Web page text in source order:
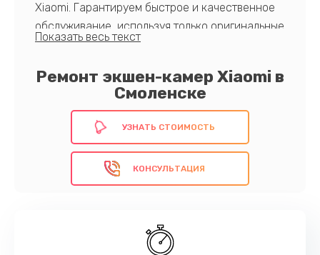
Ремонт экшен-камер Xiaomi в
Смоленске
Xiaomi. Гарантируем быстрое и качественное
обслуживание, используя только оригинальные
компоненты. Наши квалифицированные
опытом, что позволяет провести диагностику и
ремонт в кратчайшие сроки. Клиенты могут
рассчитывать на гибкий график работы и
индивидуальный подход. Также мы
предоставляем гарантию на выполненные
работы, подтверждая тем самым надёжность и
Обратитесь к нам, не откладывая!
УЗНАТЬ СТОИМОСТЬ
КОНСУЛЬТАЦИЯ